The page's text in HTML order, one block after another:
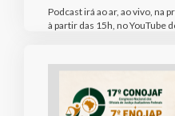
Podcast irá ao ar, ao vivo, na
à partir das 15h, no YouTube